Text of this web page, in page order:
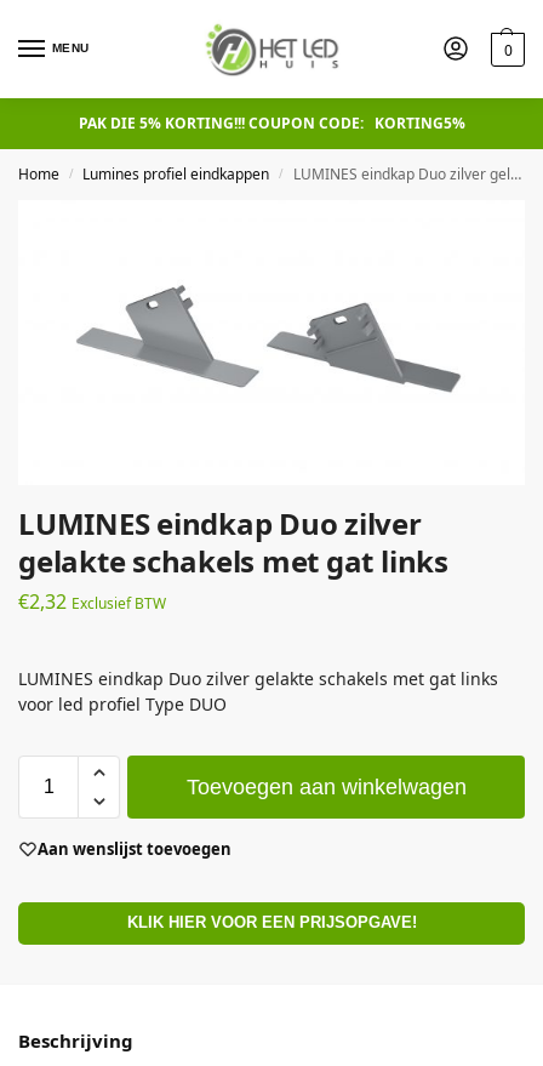
MENU 0
PAK DIE 5% KORTING!!! COUPON CODE: KORTING5%
Home / Lumines profiel eindkappen / LUMINES eindkap Duo zilver gelakte schakels met gat links
LUMINES eindkap Duo zilver
gelakte schakels met gat links
€2,32 Exclusief BTW
LUMINES eindkap Duo zilver gelakte schakels met gat links
voor led profiel Type DUO
Toevoegen aan winkelwagen
Aan wenslijst toevoegen
KLIK HIER VOOR EEN PRIJSOPGAVE!
Beschrijving